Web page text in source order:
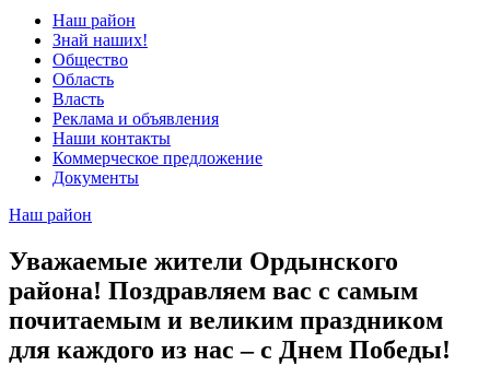
Наш район
Знай наших!
Общество
Область
Власть
Реклама и объявления
Наши контакты
Коммерческое предложение
Документы
Наш район
Уважаемые жители Ордынского
района! Поздравляем вас с самым
почитаемым и великим праздником
для каждого из нас – с Днем Победы!